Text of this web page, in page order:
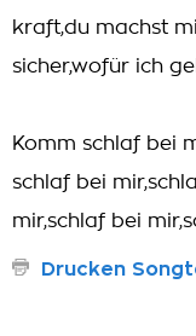
kraft,du machst
sicher,wofür ich
Komm schlaf bei
schlaf bei
mir,schlaf bei
Drucken